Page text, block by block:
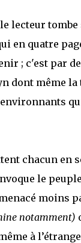
lecteur tombe
en quatre
; c'est par
dont même
chacun en
le
moins
notamment)
à